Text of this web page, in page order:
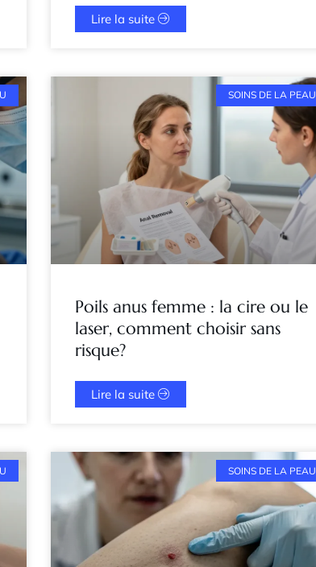
Lire la suite
SOINS DE LA PEAU
Poils anus femme : la cire ou le
laser, comment choisir sans
risque?
Lire la suite
SOINS DE LA PEAU